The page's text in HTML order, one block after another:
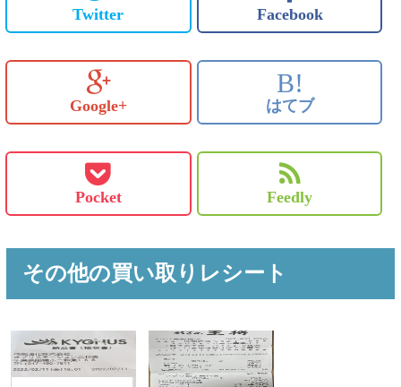
Twitter Facebook
Google+
B!
はてブ
Pocket Feedly
その他の買い取りレシート